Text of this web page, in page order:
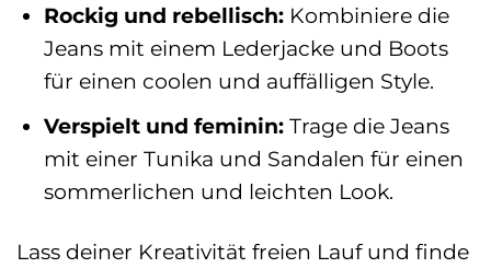
Rockig und rebellisch:Kombiniere die
Jeans mit einem Lederjacke und Boots
für einen coolen und auffälligen Style.
Verspielt und feminin:Trage die Jeans
mit einer Tunika und Sandalen für einen
sommerlichen und leichten Look.
Lass deiner Kreativität freien Lauf und finde